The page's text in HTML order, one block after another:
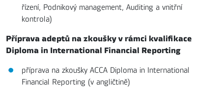
řízení, Podnikový management, Auditing a vnitřní
kontrola)
Příprava adeptů na zkoušky v rámci kvalifikace
Diploma in International Financial Reporting
příprava na zkoušky ACCA Diploma in International
Financial Reporting (v angličtině)